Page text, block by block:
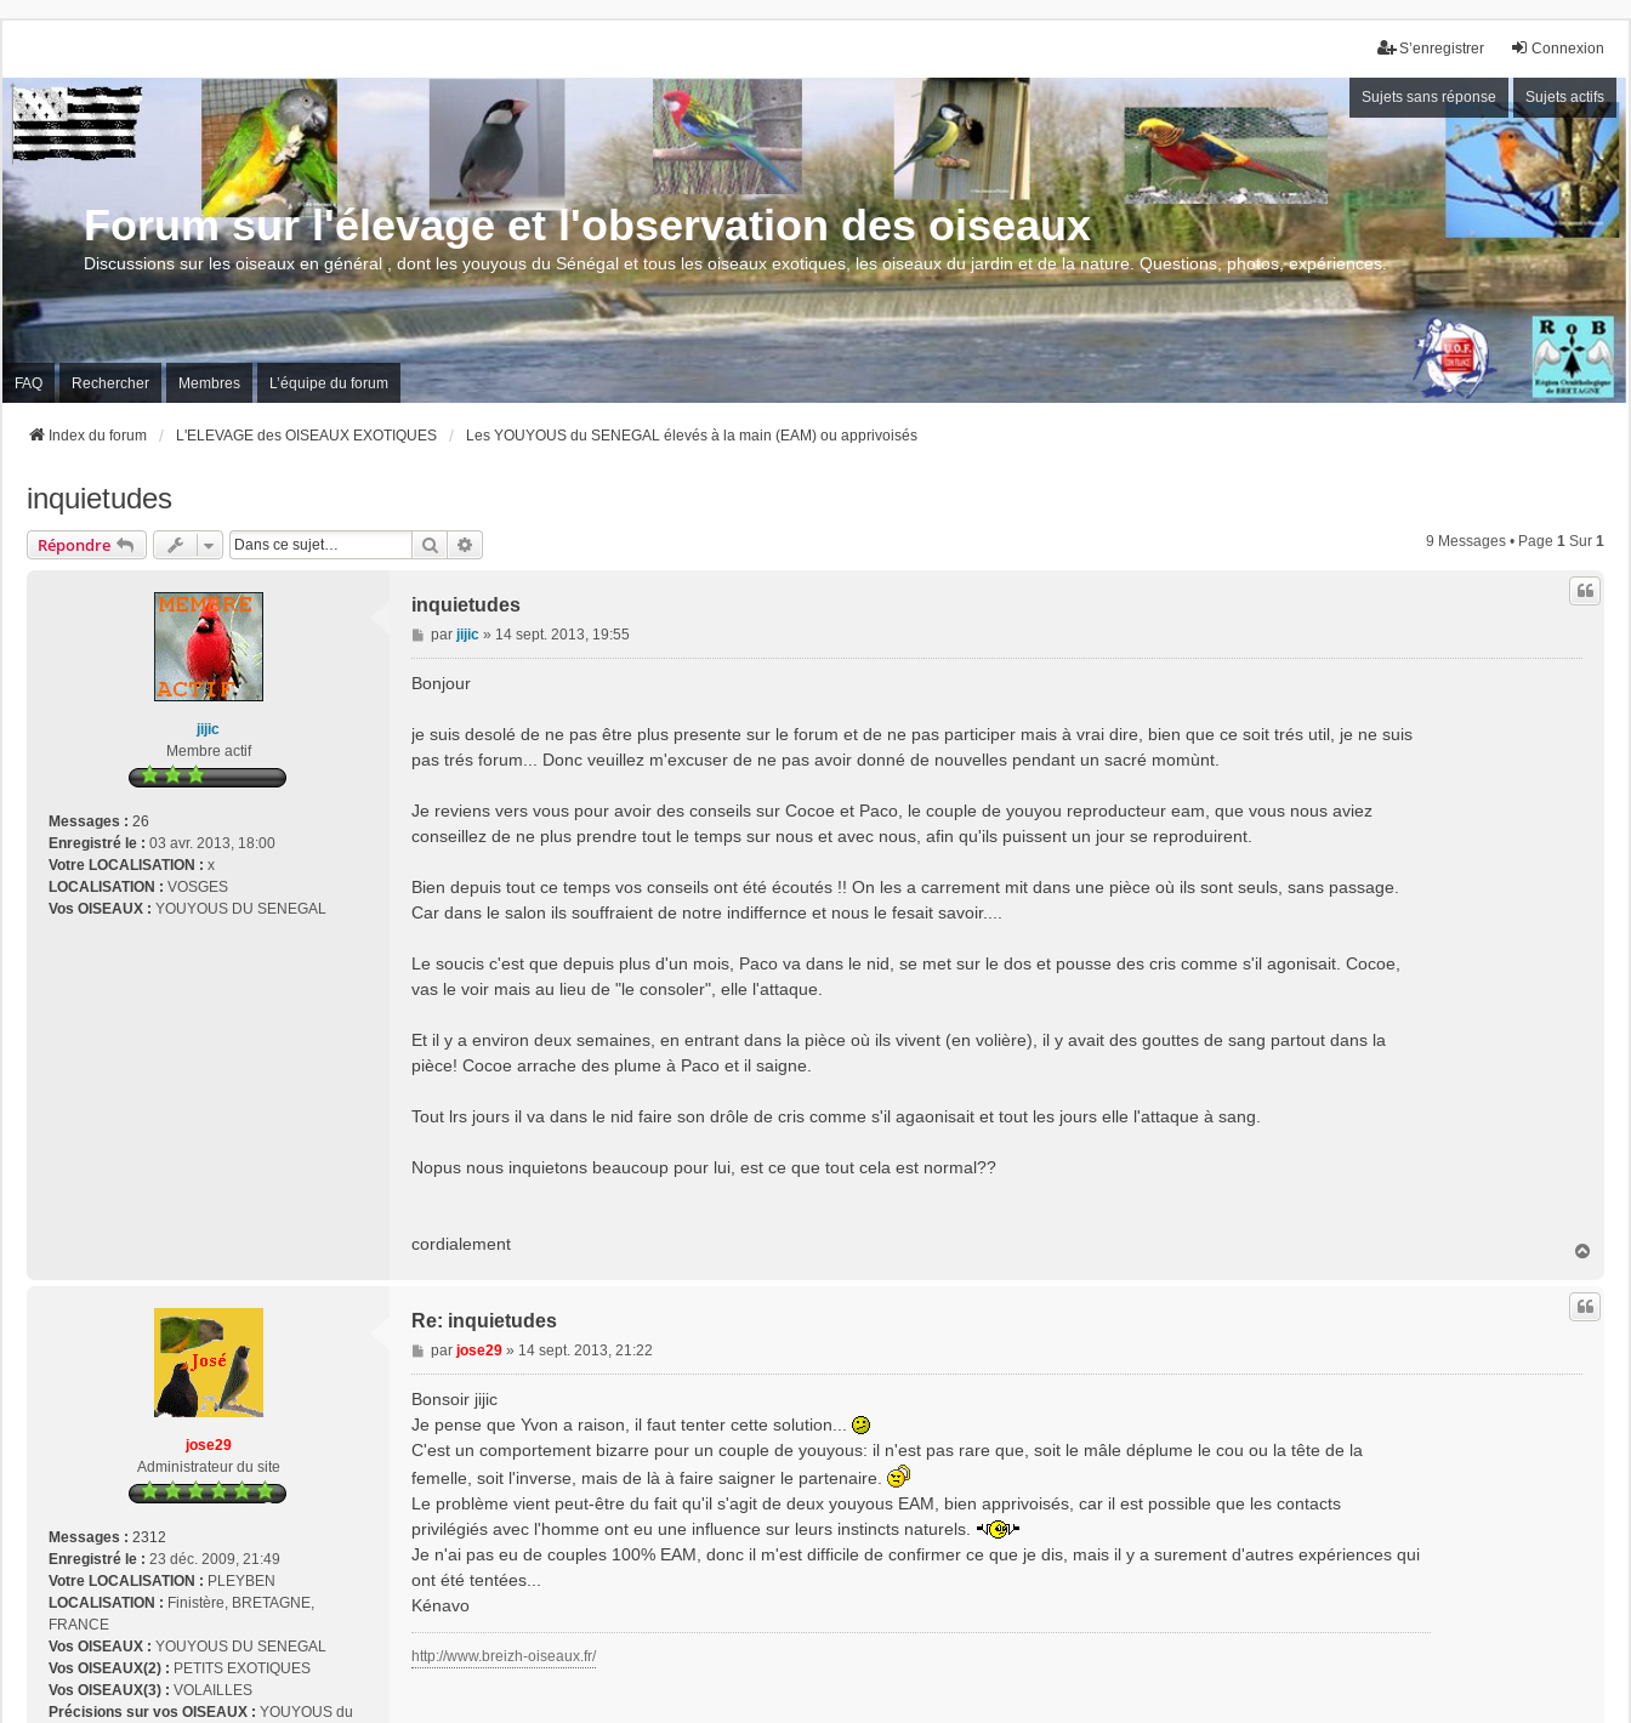
Connexion
S’enregistrer
Sujets sans réponse Sujets actifs
Forum sur l'élevage et l'observation des oiseaux
Discussions sur les oiseaux en général , dont les youyous du Sénégal et tous les oiseaux exotiques, les oiseaux du jardin et de la nature. Questions, photos, expériences.
FAQ Rechercher Membres L’équipe du forum
Index du forum L'ELEVAGE des OISEAUX EXOTIQUES Les YOUYOUS du SENEGAL élevés à la main (EAM) ou apprivoisés
inquietudes
Répondre Rechercher 9 Messages • Page 1 Sur 1
jijic
Membre actif
Messages : 26
Enregistré le : 03 avr. 2013, 18:00
Votre LOCALISATION : x
LOCALISATION : VOSGES
Vos OISEAUX : YOUYOUS DU SENEGAL
inquietudes
M
e
g
e
par jijic» 14 sept. 2013, 19:55
Bonjour
je suis desolé de ne pas être plus presente sur le forum et de ne pas participer mais à vrai dire, bien que ce soit trés util, je ne suis
pas trés forum... Donc veuillez m'excuser de ne pas avoir donné de nouvelles pendant un sacré momùnt.
Je reviens vers vous pour avoir des conseils sur Cocoe et Paco, le couple de youyou reproducteur eam, que vous nous aviez
conseillez de ne plus prendre tout le temps sur nous et avec nous, afin qu'ils puissent un jour se reproduirent.
Bien depuis tout ce temps vos conseils ont été écoutés !! On les a carrement mit dans une pièce où ils sont seuls, sans passage.
Car dans le salon ils souffraient de notre indiffernce et nous le fesait savoir....
Le soucis c'est que depuis plus d'un mois, Paco va dans le nid, se met sur le dos et pousse des cris comme s'il agonisait. Cocoe,
vas le voir mais au lieu de "le consoler", elle l'attaque.
Et il y a environ deux semaines, en entrant dans la pièce où ils vivent (en volière), il y avait des gouttes de sang partout dans la
pièce! Cocoe arrache des plume à Paco et il saigne.
Tout lrs jours il va dans le nid faire son drôle de cris comme s'il agaonisait et tout les jours elle l'attaque à sang.
Nopus nous inquietons beaucoup pour lui, est ce que tout cela est normal??
cordialement
u
jose29
Administrateur du site
Messages : 2312
Enregistré le : 23 déc. 2009, 21:49
Votre LOCALISATION : PLEYBEN
LOCALISATION : Finistère, BRETAGNE,
FRANCE
Vos OISEAUX : YOUYOUS DU SENEGAL
Vos OISEAUX(2) : PETITS EXOTIQUES
Vos OISEAUX(3) : VOLAILLES
Précisions sur vos OISEAUX : YOUYOUS du
Re: inquietudes
M
e
a
g
e
par jose29» 14 sept. 2013, 21:22
Bonsoir jijic
Je pense que Yvon a raison, il faut tenter cette solution...
C'est un comportement bizarre pour un couple de youyous: il n'est pas rare que, soit le mâle déplume le cou ou la tête de la
femelle, soit l'inverse, mais de là à faire saigner le partenaire.
Le problème vient peut-être du fait qu'il s'agit de deux youyous EAM, bien apprivoisés, car il est possible que les contacts
privilégiés avec l'homme ont eu une influence sur leurs instincts naturels.
Je n'ai pas eu de couples 100% EAM, donc il m'est difficile de confirmer ce que je dis, mais il y a surement d'autres expériences qui
ont été tentées...
Kénavo
http://www.breizh-oiseaux.fr/